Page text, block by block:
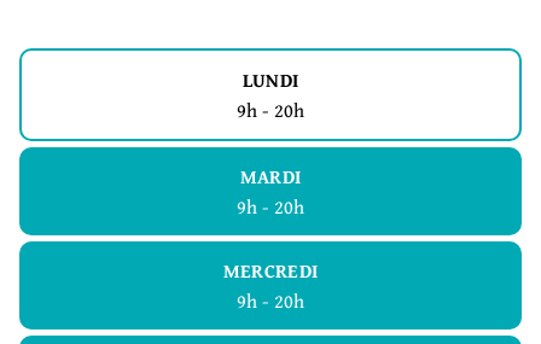
LUNDI
9h - 20h
MARDI
9h - 20h
MERCREDI
9h - 20h